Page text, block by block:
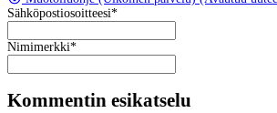
Sähköpostiosoitteesi*
Nimimerkki*
Kommentin esikatselu